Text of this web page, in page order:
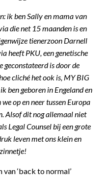
ik ben Sally en mama van
die net 15 maanden is en
tienerzoon Darnell
heeft PKU, een genetische
geconstateerd is door de
cliché het ook is, MY BIG
ben geboren in Engeland en
op en neer tussen Europa
Alsof dit nog allemaal niet
Legal Counsel bij een grote
leven met ons klein en
‘back to normal’